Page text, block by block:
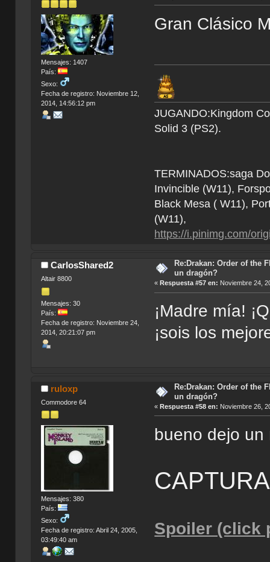
Mensajes: 1407
País:
Sexo:
Fecha de registro: Noviembre 12,
2014, 14:56:12 pm
Gran Clásico
JUGANDO:Kingdom
Solid 3 (PS2).
TERMINADOS:saga
Invincible (W11),
Black Mesa ( W11),
(W11),
https://i.pinimg.com/
CarlosShared2
Altair 8800
Mensajes: 30
País:
Fecha de registro: Noviembre 24,
2014, 20:21:07 pm
Re:Drakan: Order of the
un dragón?
«Respuesta #57 en: Noviembre 24,
¡Madre mía!
¡sois los
ruloxp
Commodore 64
Mensajes: 380
País:
Sexo:
Fecha de registro: Abril 24, 2005,
03:49:40 am
Re:Drakan: Order of the
un dragón?
«Respuesta #58 en: Noviembre 26,
bueno dejo
Spoiler (click